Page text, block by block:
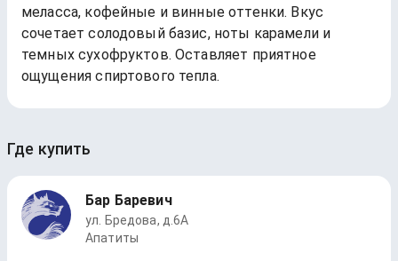
меласса, кофейные и винные оттенки. Вкус
сочетает солодовый базис, ноты карамели и
темных сухофруктов. Оставляет приятное
ощущения спиртового тепла.
Где купить
Бар Баревич
ул. Бредова, д.6А
Апатиты